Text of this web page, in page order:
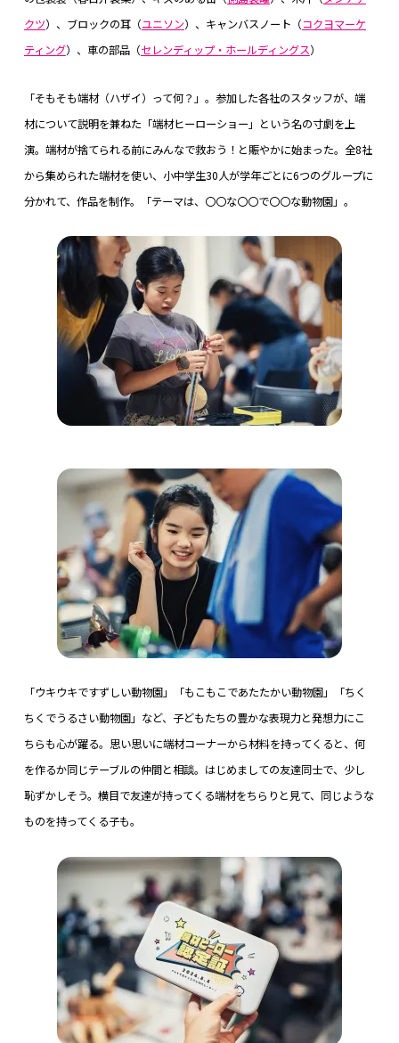
クツ）、ブロックの耳（ユニソン）、キャンバスノート（コクヨマーケ
ティング）、車の部品（セレンディップ・ホールディングス）
「そもそも端材（ハザイ）って何？」。参加した各社のスタッフが、端
材について説明を兼ねた「端材ヒーローショー」という名の寸劇を上
演。端材が捨てられる前にみんなで救おう！と賑やかに始まった。全8社
から集められた端材を使い、小中学生30人が学年ごとに6つのグループに
分かれて、作品を制作。「テーマは、〇〇な〇〇で〇〇な動物園」。
「ウキウキですずしい動物園」「もこもこであたたかい動物園」「ちく
ちくでうるさい動物園」など、子どもたちの豊かな表現力と発想力にこ
ちらも心が躍る。思い思いに端材コーナーから材料を持ってくると、何
を作るか同じテーブルの仲間と相談。はじめましての友達同士で、少し
恥ずかしそう。横目で友達が持ってくる端材をちらりと見て、同じような
ものを持ってくる子も。